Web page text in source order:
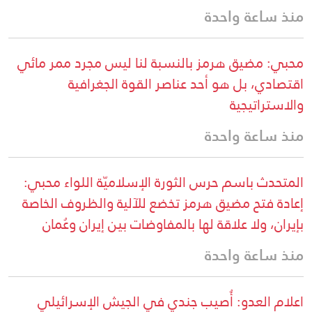
منذ ساعة واحدة
محبي: مضيق هرمز بالنسبة لنا ليس مجرد ممر مائي
اقتصادي، بل هو أحد عناصر القوة الجغرافية
والاستراتيجية
منذ ساعة واحدة
المتحدث باسم حرس الثورة الإسلاميّة اللواء محبي:
إعادة فتح مضيق هرمز تخضع للآلية والظروف الخاصة
بإيران، ولا علاقة لها بالمفاوضات بين إيران وعُمان
منذ ساعة واحدة
اعلام العدو: أُصيب جندي في الجيش الإسرائيلي